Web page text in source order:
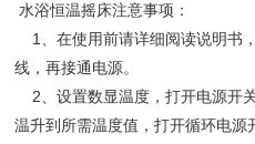
水浴恒温摇床注意事项：
1、在使用前请详细阅读说明书
线，再接通电源。
2、设置数显温度，打开电源开
温升到所需温度值，打开循环电